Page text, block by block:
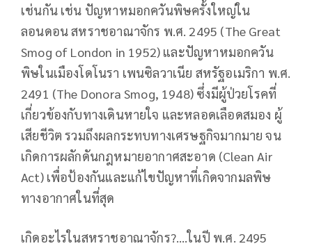
เช่นกัน เช่น ปัญหาหมอกควันพิษครั้งใหญ่ใน
ลอนดอน สหราชอาณาจักร พ.ศ. 2495 (The Great
Smog of London in 1952) และปัญหาหมอกควัน
พิษในเมืองโดโนรา เพนซิลวาเนีย สหรัฐอเมริกา พ.ศ.
2491 (The Donora Smog, 1948) ซึ่งมีผู้ป่วยโรคที่
เกี่ยวข้องกับทางเดินหายใจ และหลอดเลือดสมอง ผู้
เสียชีวิต รวมถึงผลกระทบทางเศรษฐกิจมากมาย จน
เกิดการผลักดันกฎหมายอากาศสะอาด (Clean Air
Act) เพื่อป้องกันและแก้ไขปัญหาที่เกิดจากมลพิษ
ทางอากาศในที่สุด
เกิดอะไรในสหราชอาณาจักร?….ในปี พ.ศ. 2495